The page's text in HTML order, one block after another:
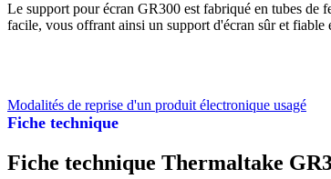
Fiche technique
Le support pour écran GR300 est fabriqué en tubes de
facile, vous offrant ainsi un support d'écran sûr et fiable
Modalités de reprise d'un produit électronique usagé
Fiche technique Thermaltake